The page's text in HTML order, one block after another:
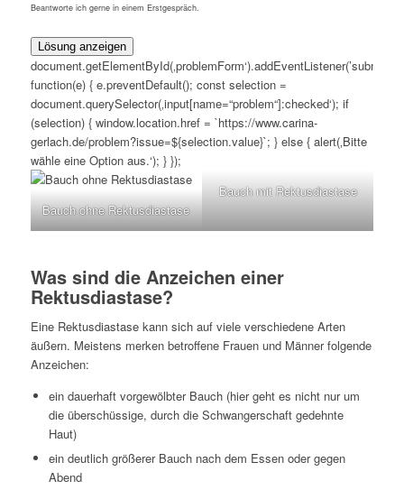
Beantworte ich gerne in einem Erstgespräch.
Lösung anzeigen
document.getElementById(‚problemForm‘).addEventListener(’submit‘,
function(e) { e.preventDefault(); const selection =
document.querySelector(‚input[name=“problem“]:checked‘); if
(selection) { window.location.href = `https://www.carina-
gerlach.de/problem?issue=${selection.value}`; } else { alert(‚Bitte
wähle eine Option aus.‘); } });
Bauch ohne Rektusdiastase
Bauch mit Rektusdiastase
Was sind die Anzeichen einer
Rektusdiastase?
Eine Rektusdiastase kann sich auf viele verschiedene Arten
äußern. Meistens merken betroffene Frauen und Männer folgende
Anzeichen:
ein dauerhaft vorgewölbter Bauch (hier geht es nicht nur um
die überschüssige, durch die Schwangerschaft gedehnte
Haut)
ein deutlich größerer Bauch nach dem Essen oder gegen
Abend